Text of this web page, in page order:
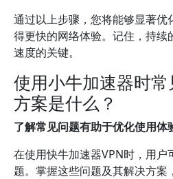
通过以上步骤，您将能够显著优
得更快的网络体验。记住，持续
速度的关键。
使用小牛加速器时
方案是什么？
了解常见问题有助于优化使用体
在使用快牛加速器VPN时，用户
题。掌握这些问题及其解决方案